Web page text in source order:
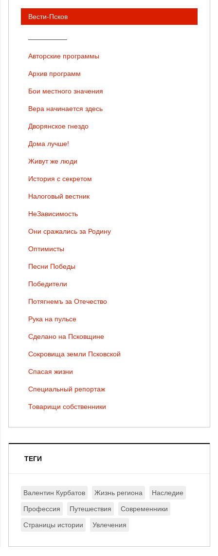
Вести-Псков
Авторские программы
Архив программ
Бои местного значения
Вера начинается здесь
Дворянское гнездо
Дома лучше!
Живут же люди
История с секретом
Налоговый вестник
НеЗависимость
Они сражались за Родину
Оптимисты
Песни Победы
Победители
Потягнемъ за Отечество
Рука на пульсе
Сделано на Псковщине
Сокровища земли Псковской
Спасая жизни
Специальный репортаж
Товарищи собственники
ТЕГИ
Валентин Курбатов Жизнь региона Наследие
Профессия Путешествия Современники
Страницы истории Увлечения